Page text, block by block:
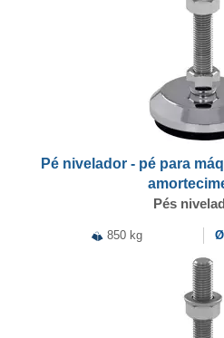
Pé nivelador - pé para
Pés
850 kg Ø